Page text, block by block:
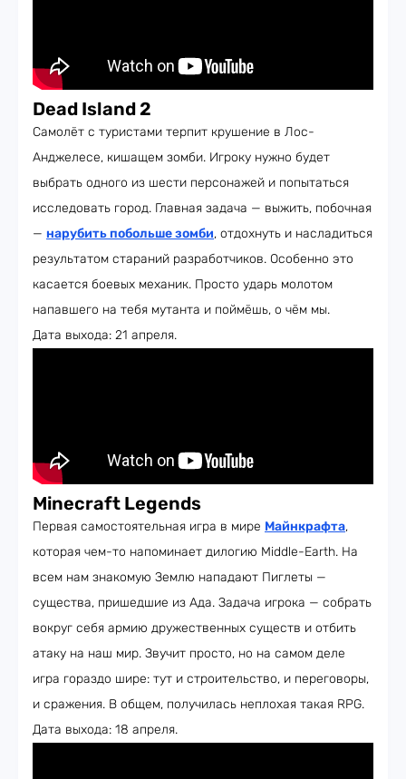
Dead Island 2
Самолёт с туристами терпит крушение в Лос-
Анджелесе, кишащем зомби. Игроку нужно будет
выбрать одного из шести персонажей и попытаться
исследовать город. Главная задача — выжить, побочная
— нарубить побольше зомби, отдохнуть и насладиться
результатом стараний разработчиков. Особенно это
касается боевых механик. Просто ударь молотом
напавшего на тебя мутанта и поймёшь, о чём мы.
Дата выхода: 21 апреля.
Minecraft Legends
Первая самостоятельная игра в мире Майнкрафта,
которая чем-то напоминает дилогию Middle-Earth. На
всем нам знакомую Землю нападают Пиглеты —
существа, пришедшие из Ада. Задача игрока — собрать
вокруг себя армию дружественных существ и отбить
атаку на наш мир. Звучит просто, но на самом деле
игра гораздо шире: тут и строительство, и переговоры,
и сражения. В общем, получилась неплохая такая RPG.
Дата выхода: 18 апреля.